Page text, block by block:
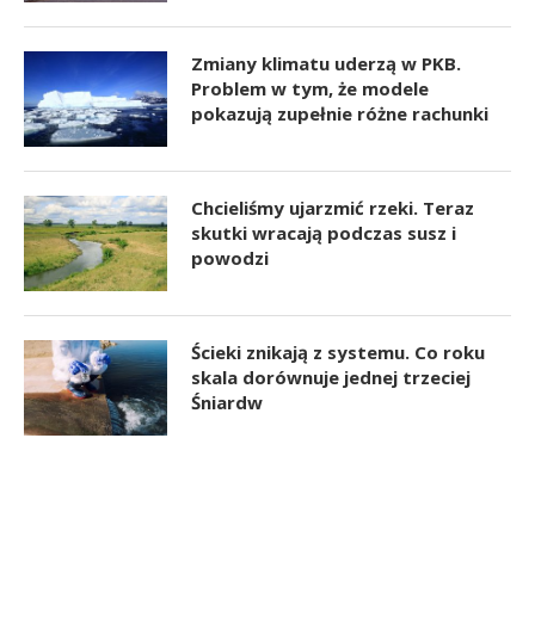
Zmiany klimatu uderzą w PKB.
Problem w tym, że modele
pokazują zupełnie różne rachunki
Chcieliśmy ujarzmić rzeki. Teraz
skutki wracają podczas susz i
powodzi
Ścieki znikają z systemu. Co roku
skala dorównuje jednej trzeciej
Śniardw